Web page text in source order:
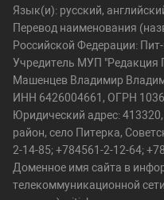
Язык(и): русский,
Перевод наименования
Российской Федерации:
Учредитель МУП "Редакция
Машенцев Владимир
ИНН 6426004661, ОГРН
Юридический адрес:
район, село Питерка,
2-14-85; +784561-2-12-64;
Доменное имя сайта в
телекоммуникационной